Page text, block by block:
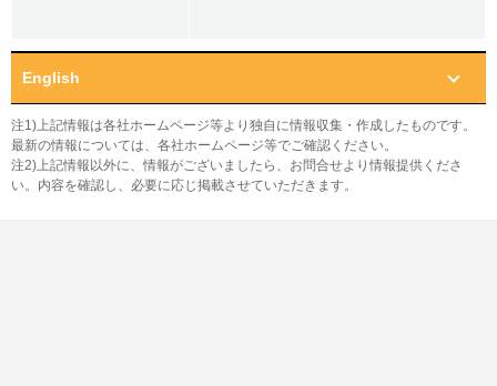
English
注1)上記情報は各社ホームページ等より独自に情報収集・作成したものです。
最新の情報については、各社ホームページ等でご確認ください。
注2)上記情報以外に、情報がございましたら、お問合せより情報提供くださ
い。内容を確認し、必要に応じ掲載させていただきます。